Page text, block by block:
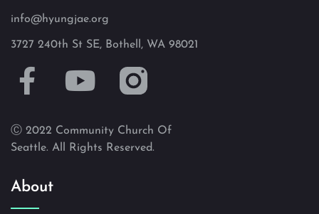
info@hyungjae.org
3727 240th St SE, Bothell, WA 98021
Ⓒ 2022 Community Church Of
Seattle. All Rights Reserved.
About